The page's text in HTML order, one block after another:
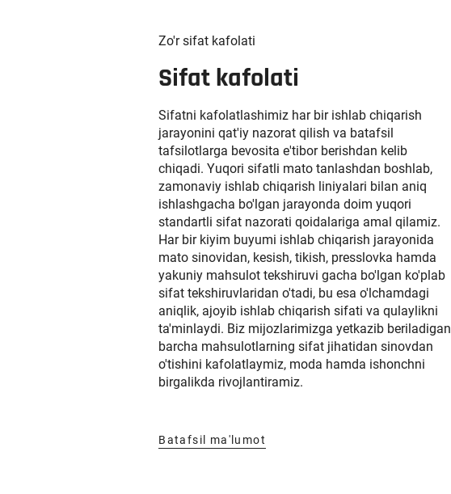
Zo'r sifat kafolati
Sifat kafolati
Sifatni kafolatlashimiz har bir ishlab chiqarish
jarayonini qat'iy nazorat qilish va batafsil
tafsilotlarga bevosita e'tibor berishdan kelib
chiqadi. Yuqori sifatli mato tanlashdan boshlab,
zamonaviy ishlab chiqarish liniyalari bilan aniq
ishlashgacha bo'lgan jarayonda doim yuqori
standartli sifat nazorati qoidalariga amal qilamiz.
Har bir kiyim buyumi ishlab chiqarish jarayonida
mato sinovidan, kesish, tikish, presslovka hamda
yakuniy mahsulot tekshiruvi gacha bo'lgan ko'plab
sifat tekshiruvlaridan o'tadi, bu esa o'lchamdagi
aniqlik, ajoyib ishlab chiqarish sifati va qulaylikni
ta'minlaydi. Biz mijozlarimizga yetkazib beriladigan
barcha mahsulotlarning sifat jihatidan sinovdan
o'tishini kafolatlaymiz, moda hamda ishonchni
birgalikda rivojlantiramiz.
Batafsil ma'lumot